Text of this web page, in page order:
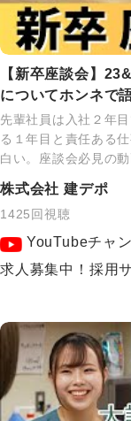
【新卒座談会】
についてホンネで
先輩社員は入社２年
る１年目と責任ある
白い。座談会必見の動
株式会社 建デポ
1425回視聴
YouTubeチャ
求人募集中！採用